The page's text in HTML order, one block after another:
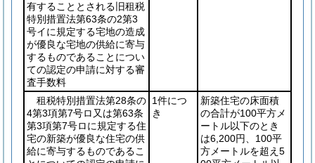
有することとされる旧租税
特別措置法第63条の2第3
号イに規定する宅地の造成
が優良な宅地の供給に寄与
するものであることについ
ての認定の申請に対する審
査手数料
租税特別措置法第28条の
4第3項第7号ロ又は第63条
第3項第7号ロに規定する住
宅の新築が優良な住宅の供
給に寄与するものであるこ
1件につ
き
新築住宅の床面積
の合計が100平方メ
ートル以下のとき
は6,200円、100平
方メートルを超え5